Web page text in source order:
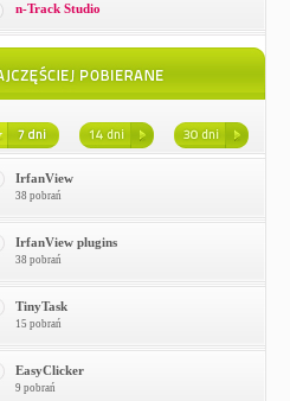
n-Track Studio
IrfanView
38 pobrań
IrfanView plugins
38 pobrań
TinyTask
15 pobrań
EasyClicker
9 pobrań